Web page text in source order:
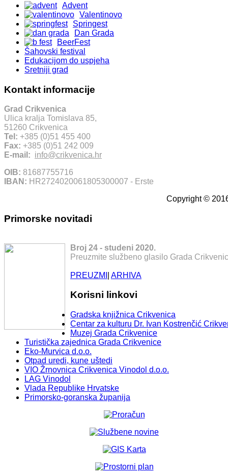
Advent
Valentinovo
Springest
Dan Grada
BeerFest
Šahovski festival
Edukacijom do uspjeha
Sretniji grad
Kontakt informacije
Grad Crikvenica
Ulica kralja Tomislava 85,
51260 Crikvenica
Tel: +385 (0)51 455 400
Fax: +385 (0)51 242 009
E-mail: info@crikvenica.hr
OIB: 81687755716
IBAN: HR2724020061805300007 - Erste
Copyright ©
Primorske novitadi
Broj 24 - studeni 2020.
Preuzmite službeno glasilo Grada
PREUZMI ARHIVA
Korisni linkovi
Gradska knjižnica Crikvenica
Centar za kulturu Dr. Ivan Kostrenčić
Muzej Grada Crikvenice
Turistička zajednica Grada Crikvenice
Eko-Murvica d.o.o.
Otpad uredi, kune uštedi
VIO Žrnovnica Crikvenica Vinodol d.o.o.
LAG Vinodol
Vlada Republike Hrvatske
Primorsko-goranska županija